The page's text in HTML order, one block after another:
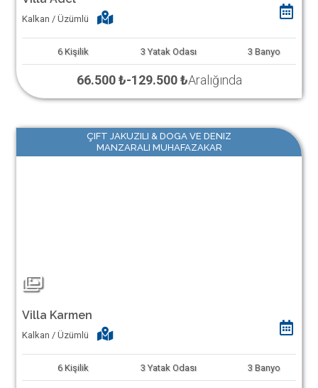
Kalkan / Üzümlü
6 Kişilik 3 Yatak Odası 3 Banyo
66.500 ₺-129.500 ₺Aralığında
ÇIFT JAKUZILI & DOGA VE DENIZ
MANZARALI MUHAFAZAKAR
Villa Karmen
Kalkan / Üzümlü
6 Kişilik 3 Yatak Odası 3 Banyo